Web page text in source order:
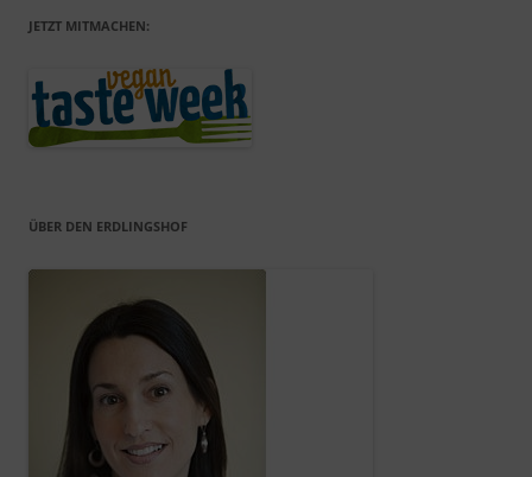
JETZT MITMACHEN:
ÜBER DEN ERDLINGSHOF